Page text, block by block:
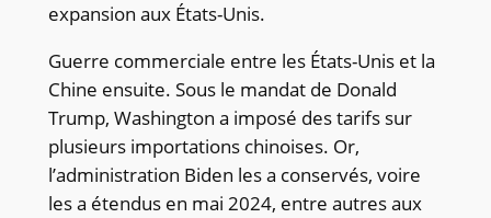
expansion aux États-Unis.
Guerre commerciale entre les États-Unis et la
Chine ensuite. Sous le mandat de Donald
Trump, Washington a imposé des tarifs sur
plusieurs importations chinoises. Or,
l’administration Biden les a conservés, voire
les a étendus en mai 2024, entre autres aux